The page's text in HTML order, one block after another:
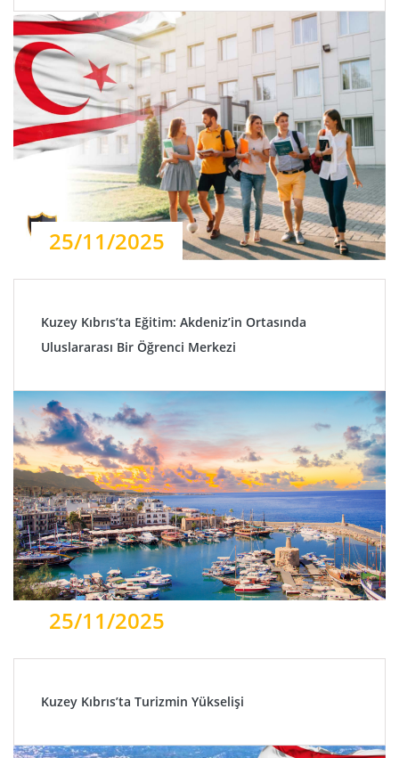
25/11/2025
Kuzey Kıbrıs’ta Eğitim: Akdeniz’in Ortasında
Uluslararası Bir Öğrenci Merkezi
25/11/2025
Kuzey Kıbrıs’ta Turizmin Yükselişi